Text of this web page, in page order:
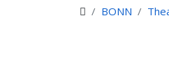
BONN